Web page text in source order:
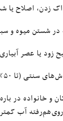
زدن، اصلاح یا
شستن میوه و
زود یا عصر
بقا و مدیریت آب نقش دارد؛
و خانواده در
آب